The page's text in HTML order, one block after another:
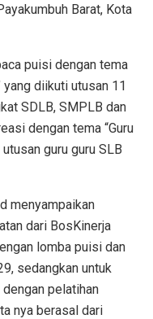
Barat, Kota
puisi dengan tema
yang diikuti utusan 11
SDLB, SMPLB dan
dengan tema “Guru
guru guru SLB
menyampaikan
dari BosKinerja
lomba puisi dan
sedangkan untuk
pelatihan
nya berasal dari